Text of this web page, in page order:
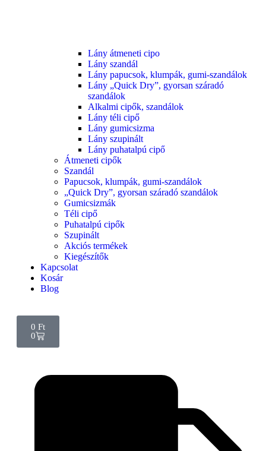
Lány átmeneti cipo
Lány szandál
Lány papucsok, klumpák, gumi-szandálok
Lány „Quick Dry”, gyorsan száradó
szandálok
Alkalmi cipők, szandálok
Lány téli cipő
Lány gumicsizma
Lány szupinált
Lány puhatalpú cipő
Átmeneti cipők
Szandál
Papucsok, klumpák, gumi-szandálok
„Quick Dry”, gyorsan száradó szandálok
Gumicsizmák
Téli cipő
Puhatalpú cipők
Szupinált
Akciós termékek
Kiegészítők
Kapcsolat
Kosár
Blog
0 Ft
0